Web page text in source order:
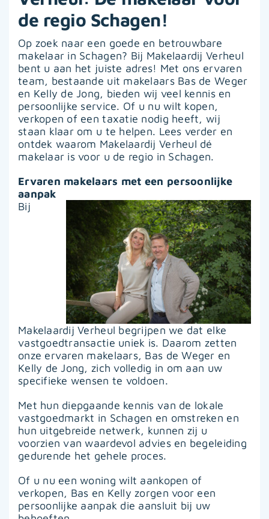
de regio Schagen!
Op zoek naar een goede en betrouwbare
makelaar in Schagen? Bij Makelaardij Verheul
bent u aan het juiste adres! Met ons ervaren
team, bestaande uit makelaars Bas de Weger
en Kelly de Jong, bieden wij veel kennis en
persoonlijke service. Of u nu wilt kopen,
verkopen of een taxatie nodig heeft, wij
staan klaar om u te helpen. Lees verder en
ontdek waarom Makelaardij Verheul dé
makelaar is voor u de regio in Schagen.
Ervaren makelaars met een persoonlijke
aanpak
Bij
Makelaardij Verheul begrijpen we dat elke
vastgoedtransactie uniek is. Daarom zetten
onze ervaren makelaars, Bas de Weger en
Kelly de Jong, zich volledig in om aan uw
specifieke wensen te voldoen.
Met hun diepgaande kennis van de lokale
vastgoedmarkt in Schagen en omstreken en
hun uitgebreide netwerk, kunnen zij u
voorzien van waardevol advies en begeleiding
gedurende het gehele proces.
Of u nu een woning wilt aankopen of
verkopen, Bas en Kelly zorgen voor een
persoonlijke aanpak die aansluit bij uw